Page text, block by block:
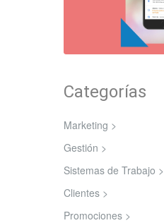
Categorías
Marketing >
Gestión >
Sistemas de Trabajo >
Clientes >
Promociones >